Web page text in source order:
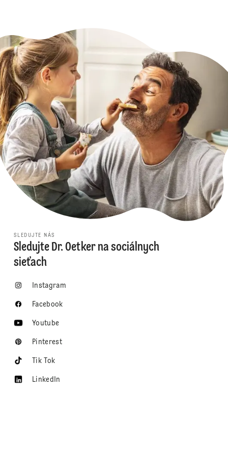
SLEDUJTE NÁS
Sledujte Dr. Oetker na sociálnych
sieťach
Instagram
Facebook
Youtube
Pinterest
Tik Tok
LinkedIn